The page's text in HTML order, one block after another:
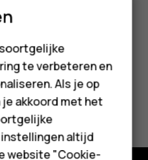
te verbeteren en
Als je op
akkoord met het
altijd
website "Cookie-